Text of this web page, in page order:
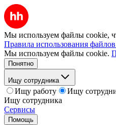
Мы используем файлы cookie,
Правила использования
Мы используем файлы cookie.
Понятно
Ищу сотрудника
Ищу работу
Ищу
Ищу сотрудника
Сервисы
Помощь